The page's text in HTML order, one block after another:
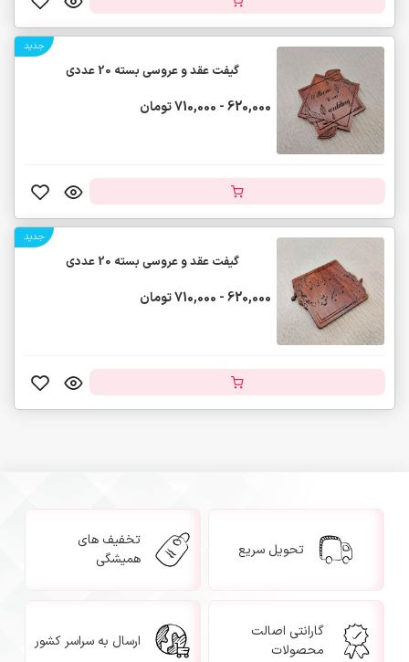
جدید
گیفت عقد و عروسی بسته 20 عددی
620,000 - 710,000 تومان
جدید
گیفت عقد و عروسی بسته 20 عددی
620,000 - 710,000 تومان
تحویل سریع
تخفیف های
همیشگی
گارانتی اصالت
محصولات
ارسال به سراسر کشور